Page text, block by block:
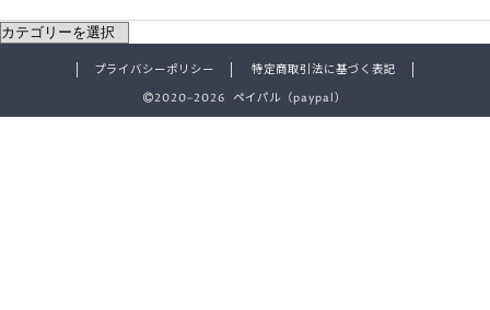
プライバシーポリシー
特定商取引法に基づく表記
2020–2026 ペイパル（paypal）